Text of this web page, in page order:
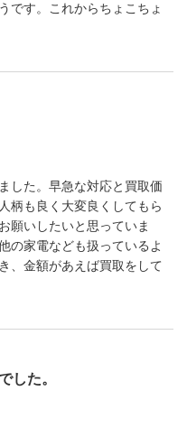
です。これからちょこちょ
した。早急な対応と買取価
柄も良く大変良くしてもら
願いしたいと思っていま
の家電なども扱っているよ
、金額があえば買取をして
した。